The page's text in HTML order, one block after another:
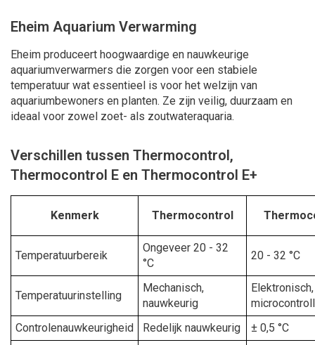
Eheim Aquarium Verwarming
Eheim produceert hoogwaardige en nauwkeurige
aquariumverwarmers die zorgen voor een stabiele
temperatuur wat essentieel is voor het welzijn van
aquariumbewoners en planten. Ze zijn veilig, duurzaam en
ideaal voor zowel zoet- als zoutwateraquaria.
Verschillen tussen Thermocontrol,
Thermocontrol E en Thermocontrol E+
Kenmerk Thermocontrol
Temperatuurbereik
Ongeveer 20 - 32
°C
20 - 32 °C
Temperatuurinstelling
Mechanisch,
nauwkeurig
Elektronisch,
Controlenauwkeurigheid
Redelijk nauwkeurig ± 0,5 °C